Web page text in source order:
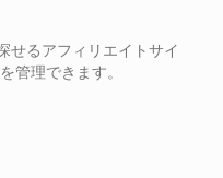
せるアフィリエイトサイ
管理できます。